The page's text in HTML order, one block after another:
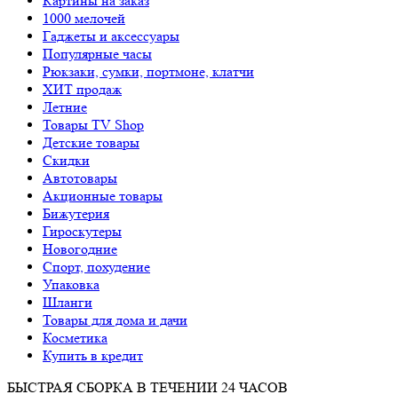
1000 мелочей
Гаджеты и аксессуары
Популярные часы
Рюкзаки, сумки, портмоне, клатчи
ХИТ продаж
Летние
Товары TV Shop
Детские товары
Cкидки
Автотовары
Акционные товары
Бижутерия
Гироскутеры
Новогодние
Спорт, похудение
Упаковка
Шланги
Товары для дома и дачи
Косметика
Купить в кредит
БЫСТРАЯ СБОРКА В ТЕЧЕНИИ 24 ЧАСОВ